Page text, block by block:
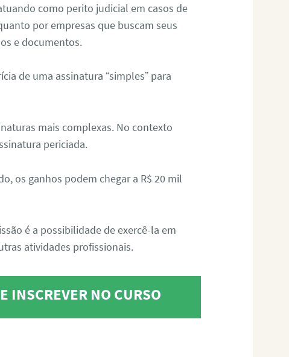
como perito judicial em casos de
por empresas que buscam seus
e documentos.
de uma assinatura “simples” para
mais complexas. No contexto
periciada.
os ganhos podem chegar a R$ 20 mil
é a possibilidade de exercê-la em
atividades profissionais.
INSCREVER NO CURSO